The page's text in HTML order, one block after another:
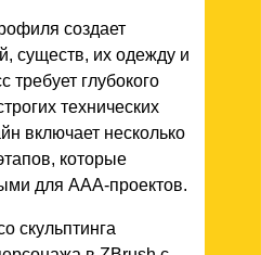
создает
существ, их одежду и
требует глубокого
технических
включает несколько
которые
для AAA-проектов.
скульптинга